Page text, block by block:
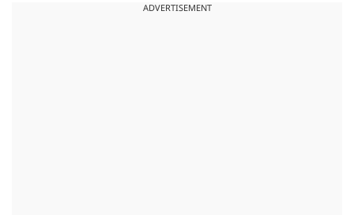
ADVERTISEMENT